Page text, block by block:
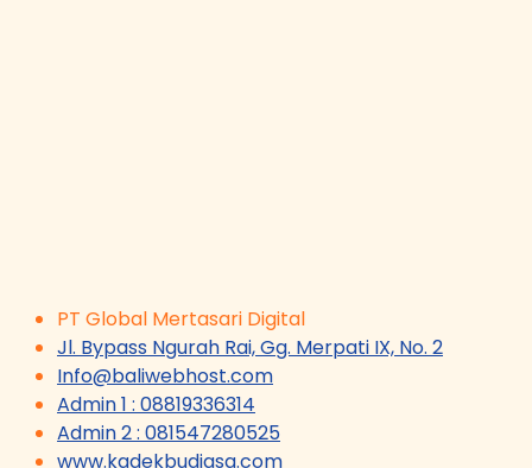
PT Global Mertasari Digital
Jl. Bypass Ngurah Rai, Gg. Merpati IX, No. 2
Info@baliwebhost.com
Admin 1 : 08819336314
Admin 2 : 081547280525
www.kadekbudiasa.com